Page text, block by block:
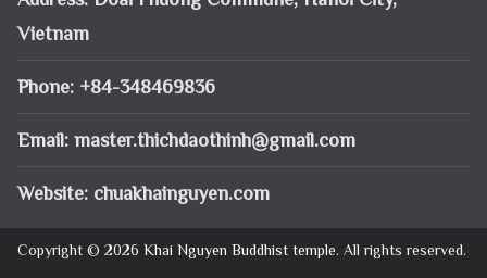
Vietnam
Phone: +84-348469836
Email: master.thichdaothinh@gmail.com
Website: chuakhainguyen.com
Copyright © 2026 Khai Nguyen Buddhist temple. All rights reserved.